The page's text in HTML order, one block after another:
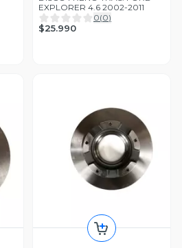
EXPLORER 4.6 2002-2011
0(0)
$25.990